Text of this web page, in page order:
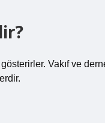
Vakıf ve